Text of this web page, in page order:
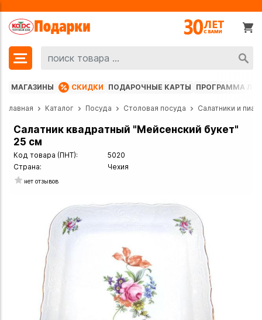
МАГАЗИНЫ СКИДКИ ПОДАРОЧНЫЕ КАРТЫ ПРОГРАММА
Главная Каталог Посуда Столовая посуда Салатники и
Салатник квадратный "Мейсенский букет"
25 см
Код товара (ПНТ):
5020
Страна:
Чехия
нет отзывов